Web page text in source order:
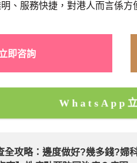
、服務快捷，對港人而言係方
即咨詢
WhatsApp
全攻略：邊度做好?幾多錢?婦